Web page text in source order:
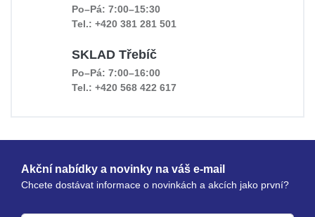
Po–Pá: 7:00–15:30
Tel.: +420 381 281 501
SKLAD Třebíč
Po–Pá: 7:00–16:00
Tel.: +420 568 422 617
Akční nabídky a novinky na váš e-mail
Chcete dostávat informace o novinkách a akcích jako první?